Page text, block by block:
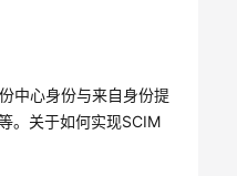
中心身份与来自身份提
。关于如何实现SCIM